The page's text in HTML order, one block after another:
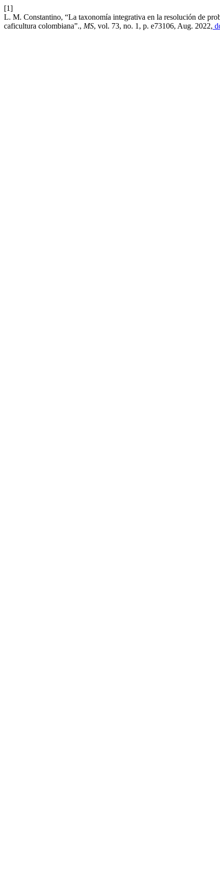
[1]
L. M. Constantino, “La taxonomía integrativa en la resolución de
caficultura colombiana”., MS, vol. 73, no. 1, p. e73106, Aug. 2022,